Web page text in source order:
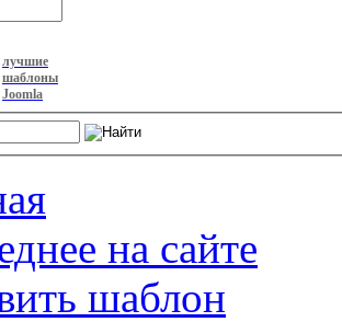
лучшие
шаблоны
Joomla
на сайте
шаблон